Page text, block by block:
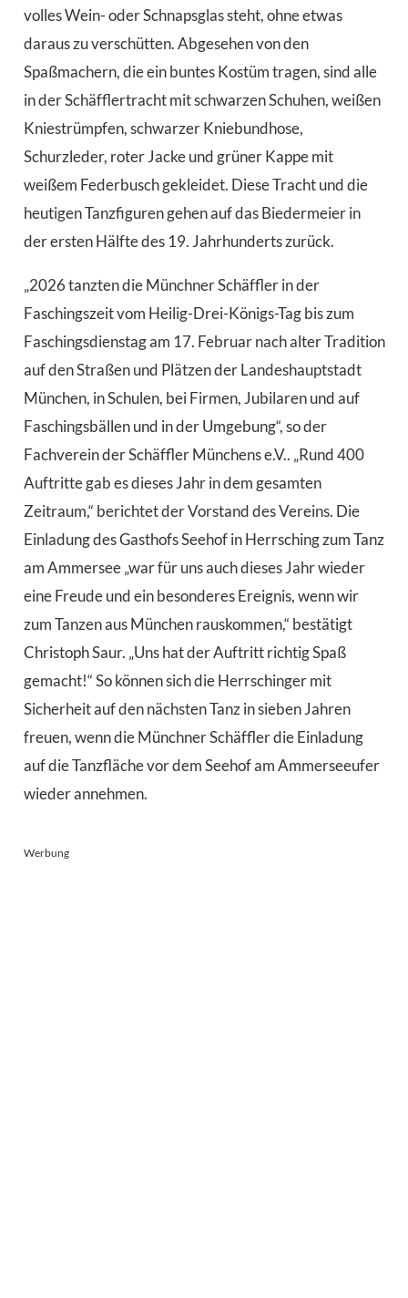
volles Wein- oder Schnapsglas steht, ohne etwas
daraus zu verschütten. Abgesehen von den
Spaßmachern, die ein buntes Kostüm tragen, sind alle
in der Schäfflertracht mit schwarzen Schuhen, weißen
Kniestrümpfen, schwarzer Kniebundhose,
Schurzleder, roter Jacke und grüner Kappe mit
weißem Federbusch gekleidet. Diese Tracht und die
heutigen Tanzfiguren gehen auf das Biedermeier in
der ersten Hälfte des 19. Jahrhunderts zurück.
„2026 tanzten die Münchner Schäffler in der
Faschingszeit vom Heilig-Drei-Königs-Tag bis zum
Faschingsdienstag am 17. Februar nach alter Tradition
auf den Straßen und Plätzen der Landeshauptstadt
München, in Schulen, bei Firmen, Jubilaren und auf
Faschingsbällen und in der Umgebung“, so der
Fachverein der Schäffler Münchens e.V.. „Rund 400
Auftritte gab es dieses Jahr in dem gesamten
Zeitraum,“ berichtet der Vorstand des Vereins. Die
Einladung des Gasthofs Seehof in Herrsching zum Tanz
am Ammersee „war für uns auch dieses Jahr wieder
eine Freude und ein besonderes Ereignis, wenn wir
zum Tanzen aus München rauskommen,“ bestätigt
Christoph Saur. „Uns hat der Auftritt richtig Spaß
gemacht!“ So können sich die Herrschinger mit
Sicherheit auf den nächsten Tanz in sieben Jahren
freuen, wenn die Münchner Schäffler die Einladung
auf die Tanzfläche vor dem Seehof am Ammerseeufer
wieder annehmen.
Werbung